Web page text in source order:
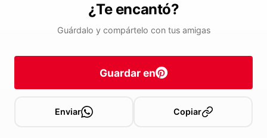
¿Te encantó?
Guárdalo y compártelo con tus amigas
Guardar en
Enviar Copiar